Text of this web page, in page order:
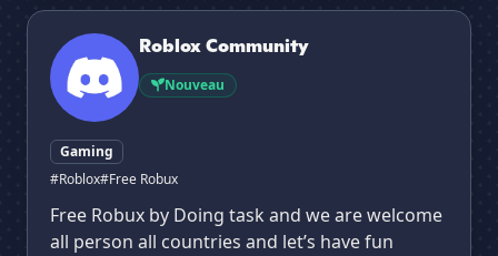
Roblox Community
Roblox Community
Nouveau
Gaming
#Roblox#Free Robux
Free Robux by Doing task and we are welcome
all person all countries and let’s have fun